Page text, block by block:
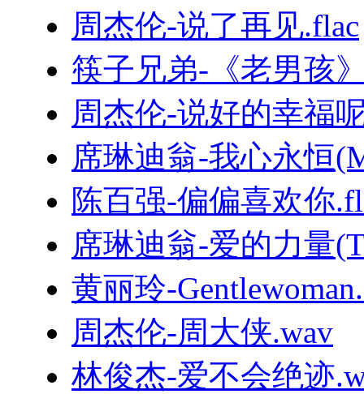
周杰伦-说了再见.flac
筷子兄弟-《老男孩
周杰伦-说好的幸福
席琳迪翁-我心永恒
陈百强-偏偏喜欢你
席琳迪翁-爱的力量
黄丽玲-
周杰伦-周大侠.wav
林俊杰-爱不会绝迹